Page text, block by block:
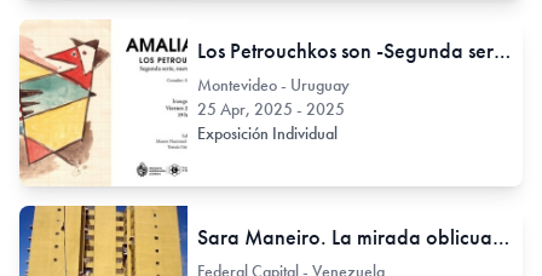
Los Petrouchkos son -Segunda serie, nuevos descubrimientos-
Montevideo - Uruguay
25 Apr, 2025 - 2025
Exposición Individual
Sara Maneiro. La mirada oblicua: un transitar por la ciudad
Federal Capital - Venezuela